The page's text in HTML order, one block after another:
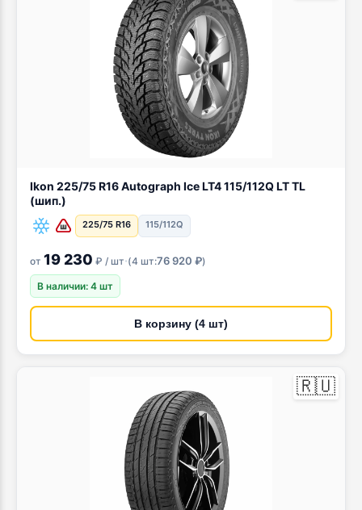
Ikon 225/75 R16 Autograph Ice LT4 115/112Q LT TL
(шип.)
225/75 R16 115/112Q
от 19 230 ₽ / шт·(4 шт:76 920 ₽)
В наличии: 4 шт
В корзину (4 шт)
🇷🇺